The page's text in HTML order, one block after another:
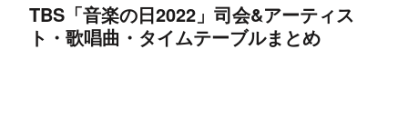
TBS「音楽の日2022」司会&アーティス
ト・歌唱曲・タイムテーブルまとめ